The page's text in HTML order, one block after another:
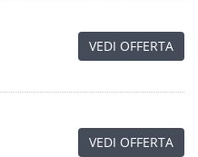
VEDI OFFERTA
VEDI OFFERTA